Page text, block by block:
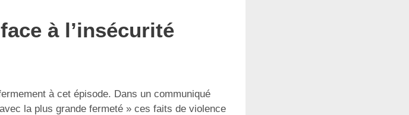
à l’insécurité
à cet épisode. Dans un communiqué
la plus grande fermeté » ces faits de violence